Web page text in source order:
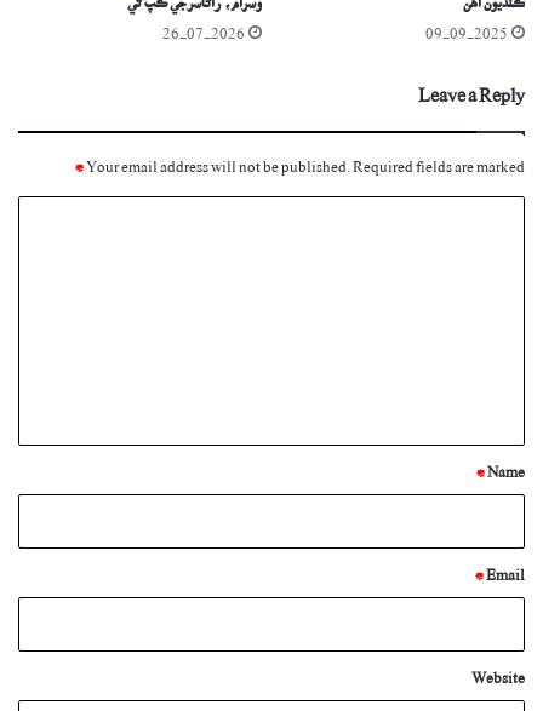
ڪنديون آھن
09-09-2025
وسرام ، راڻاسر جي ڪپ تي
26-07-2026
Leave a Reply
Your email address will not be published.Required fields are marked
*
*
Name
*
Email
*
Website